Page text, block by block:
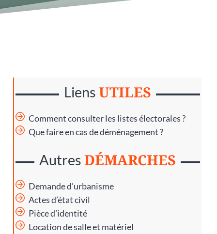
LiensUTILES
Comment consulter les listes électorales ?
Que faire en cas de déménagement ?
AutresDÉMARCHES
Demande d’urbanisme
Actes d’état civil
Pièce d’identité
Location de salle et matériel